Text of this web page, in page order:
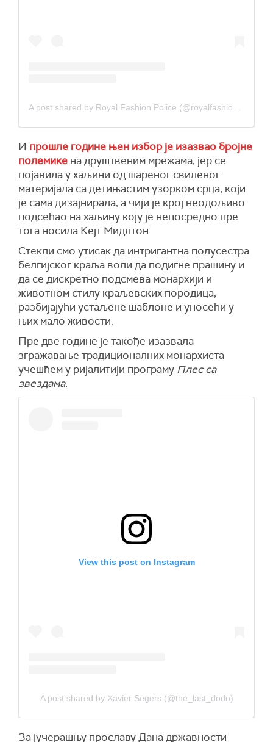
И прошле године њен избор је изазвао бројне
полемике на друштвеним мрежама, јер се
појавила у хаљини од шареног свиленог
материјала са детињастим узорком срца, који
је сама дизајнирала, а чији је крој неодољиво
подсећао на хаљину коју је непосредно пре
тога носила Кејт Мидлтон.
Стекли смо утисак да интригантна полусестра
белгијског краља воли да подигне прашину и
да се дискретно подсмева монархији и
животном стилу краљевских породица,
разбијајући устаљене шаблоне и уносећи у
њих мало живости.
Пре две године је такође изазвала
згражавање традиционалних монархиста
учешћем у ријалитији програму Плес са
звездама.
View this post on Instagram
A post shared by Xavier Segers (@the_last_dodo)
За јучерашњу прославу Дана државности